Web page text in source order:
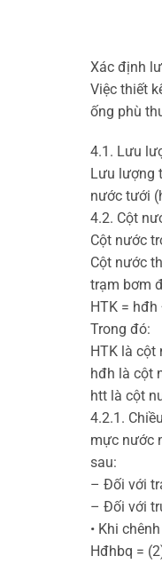
Xác định
Việc thiết
ống phù
4.1. Lưu
Lưu lượng
nước tưới
4.2. Cột
Cột nước
Cột nước
trạm bơm
HTK = hđh
Trong đó:
HTK là cột
hđh là cột
htt là cột
4.2.1.
mực nước
sau:
– Đối với
– Đối với
• Khi
Hđhbq =